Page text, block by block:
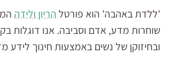
'ללדת באהבה' הוא פורטל הריון ולידה
שוחרות מדע, אדם וסביבה. אנו דוגלות
ובחיזוקן של נשים באמצעות חינוך לידע